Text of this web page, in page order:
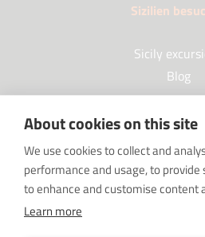
About cookies on this site
We use cookies to collect and
performance and usage, to
to enhance and customise content
Learn more
Sizilien
Sicily
Blog
Partner
Our